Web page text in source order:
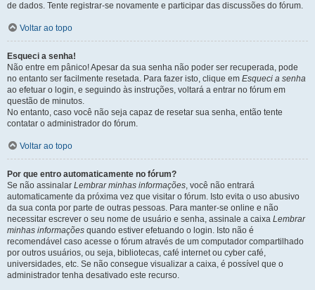
de dados. Tente registrar-se novamente e participar das discussões do fórum.
Voltar ao topo
Esqueci a senha!
Não entre em pânico! Apesar da sua senha não poder ser recuperada, pode
no entanto ser facilmente resetada. Para fazer isto, clique em Esqueci a senha
ao efetuar o login, e seguindo às instruções, voltará a entrar no fórum em
questão de minutos.
No entanto, caso você não seja capaz de resetar sua senha, então tente
contatar o administrador do fórum.
Voltar ao topo
Por que entro automaticamente no fórum?
Se não assinalar Lembrar minhas informações, você não entrará
automaticamente da próxima vez que visitar o fórum. Isto evita o uso abusivo
da sua conta por parte de outras pessoas. Para manter-se online e não
necessitar escrever o seu nome de usuário e senha, assinale a caixa Lembrar
minhas informações quando estiver efetuando o login. Isto não é
recomendável caso acesse o fórum através de um computador compartilhado
por outros usuários, ou seja, bibliotecas, café internet ou cyber café,
universidades, etc. Se não consegue visualizar a caixa, é possível que o
administrador tenha desativado este recurso.